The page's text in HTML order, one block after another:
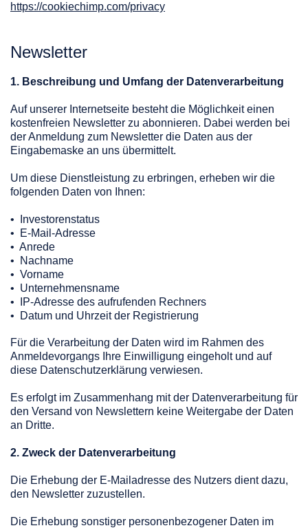
https://cookiechimp.com/privacy
Newsletter
1. Beschreibung und Umfang der Datenverarbeitung
Auf unserer Internetseite besteht die Möglichkeit einen
kostenfreien Newsletter zu abonnieren. Dabei werden bei
der Anmeldung zum Newsletter die Daten aus der
Eingabemaske an uns übermittelt.
Um diese Dienstleistung zu erbringen, erheben wir die
folgenden Daten von Ihnen:
• Investorenstatus
• E-Mail-Adresse
• Anrede
• Nachname
• Vorname
• Unternehmensname
• IP-Adresse des aufrufenden Rechners
• Datum und Uhrzeit der Registrierung
Für die Verarbeitung der Daten wird im Rahmen des
Anmeldevorgangs Ihre Einwilligung eingeholt und auf
diese Datenschutzerklärung verwiesen.
Es erfolgt im Zusammenhang mit der Datenverarbeitung für
den Versand von Newslettern keine Weitergabe der Daten
an Dritte.
2. Zweck der Datenverarbeitung
Die Erhebung der E-Mailadresse des Nutzers dient dazu,
den Newsletter zuzustellen.
Die Erhebung sonstiger personenbezogener Daten im